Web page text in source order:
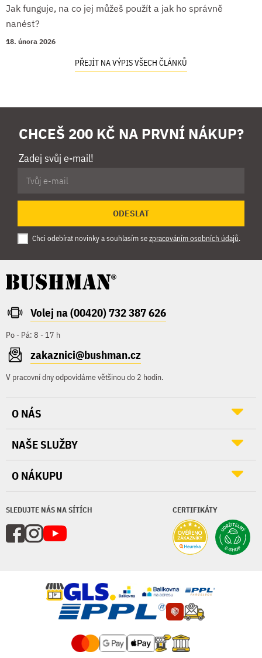
Jak funguje, na co jej můžeš použít a jak ho správně
nanést?
18. února 2026
PŘEJÍT NA VÝPIS VŠECH ČLÁNKŮ
CHCEŠ 200 KČ NA PRVNÍ NÁKUP?
Zadej svůj e-mail!
ODESLAT
Chci odebírat novinky a souhlasím sezpracováním osobních údajů.
Volej na (00420) 732 387 626
Po - Pá: 8 - 17 h
zakaznici@bushman.cz
V pracovní dny odpovídáme většinou do 2 hodin.
SLEDUJTE NÁS NA SÍTÍCH CERTIFIKÁTY
O NÁS
NAŠE SLUŽBY
O NÁKUPU